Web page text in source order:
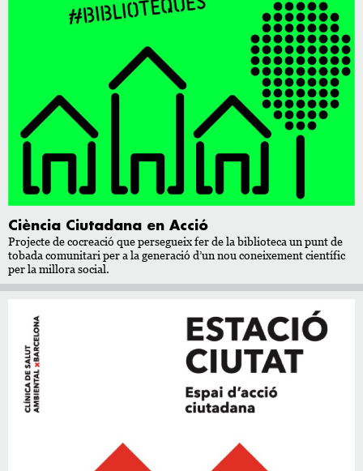
Ciència Ciutadana en Acció
Projecte de cocreació que persegueix fer de la biblioteca un punt de
tobada comunitari per a la generació d’un nou coneixement científic
per la millora social.